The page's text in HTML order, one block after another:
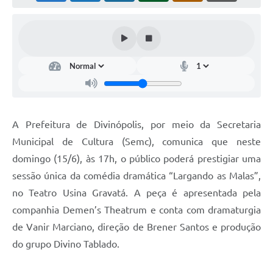
A Prefeitura de Divinópolis, por meio da Secretaria
Municipal de Cultura (Semc), comunica que neste
domingo (15/6), às 17h, o público poderá prestigiar uma
sessão única da comédia dramática “Largando as Malas”,
no Teatro Usina Gravatá. A peça é apresentada pela
companhia Demen’s Theatrum e conta com dramaturgia
de Vanir Marciano, direção de Brener Santos e produção
do grupo Divino Tablado.